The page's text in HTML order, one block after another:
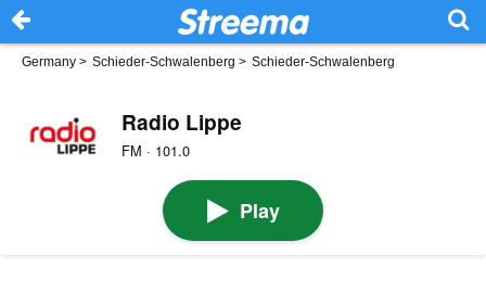
Germany > Schieder-Schwalenberg > Schieder-Schwalenberg
Radio Lippe
FM · 101.0
Play